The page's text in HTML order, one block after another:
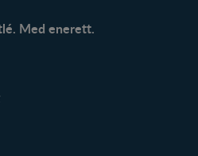
Med enerett.